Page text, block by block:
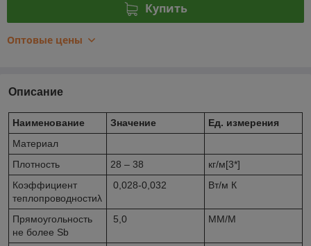
Купить
Оптовые цены
Описание
Наименование Значение
Ед. измерения
Материал
Плотность
28 – 38
кг/м[3*]
Коэффициент
теплопроводностиλ
0,028-0,032 Вт/м К
Прямоугольность
не более Sb
5,0 ММ/М